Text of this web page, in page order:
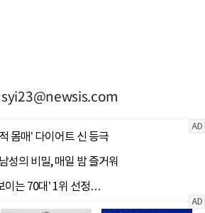
syi23@newsis.com